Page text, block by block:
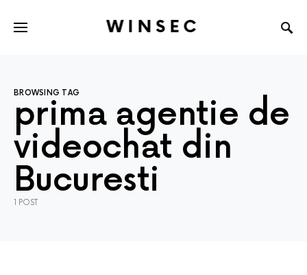
WINSEC
BROWSING TAG
prima agentie de
videochat din
Bucuresti
1 POST